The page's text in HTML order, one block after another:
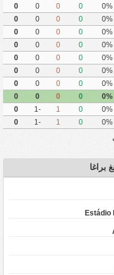
0%
0
0
0
0
0%
0
0
0
0
0%
0
0
0
0
0%
0
0
0
0
0%
0
0
0
0
0%
0
0
0
0
0%
0
0
0
0
0%
0
0
0
0
0%
0
1
-1
0
0%
0
1
-1
0
براغا
Estádio